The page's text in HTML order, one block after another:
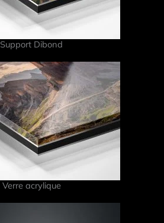
Support Dibond
Verre acrylique